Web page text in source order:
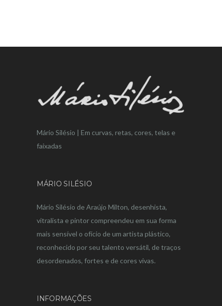
Mário Silésio | Em curvas, retas, cores, telas e
faixadas
MÁRIO SILÉSIO
Mário Silésio de Araújo Milton, desenhista,
vitralista e pintor compreendeu em sua forma
mais sensível o ofício de um artista plástico,
reconhecido por seu talento versátil, de traços
desordenados, fortes e de cores vivas.
INFORMAÇÕES